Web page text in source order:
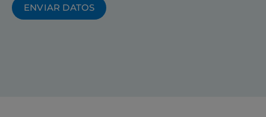
ENVIAR DATOS